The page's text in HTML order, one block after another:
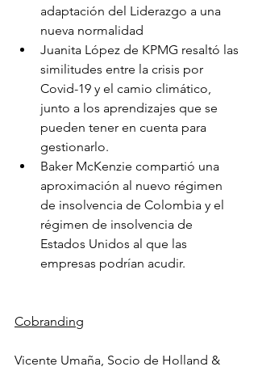
adaptación del Liderazgo a una
nueva normalidad
Juanita López de KPMG resaltó las
similitudes entre la crisis por
Covid-19 y el camio climático,
junto a los aprendizajes que se
pueden tener en cuenta para
gestionarlo.
Baker McKenzie compartió una
aproximación al nuevo régimen
de insolvencia de Colombia y el
régimen de insolvencia de
Estados Unidos al que las
empresas podrían acudir.
Cobranding
Vicente Umaña, Socio de Holland &